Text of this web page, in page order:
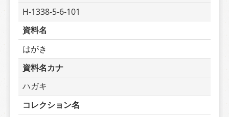
H-1338-5-6-101
資料名
はがき
資料名カナ
ハガキ
コレクション名